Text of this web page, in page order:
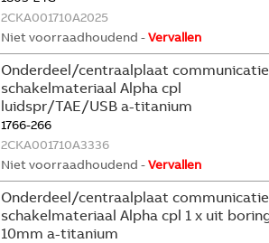
2CKA001710A2025
Niet voorraadhoudend -Vervallen
Onderdeel/centraalplaat
schakelmateriaal Alpha cpl
luidspr/TAE/USB a-titanium
1766-266
2CKA001710A3336
Niet voorraadhoudend -Vervallen
Onderdeel/centraalplaat
schakelmateriaal Alpha cpl 1 x uit
10mm a-titanium